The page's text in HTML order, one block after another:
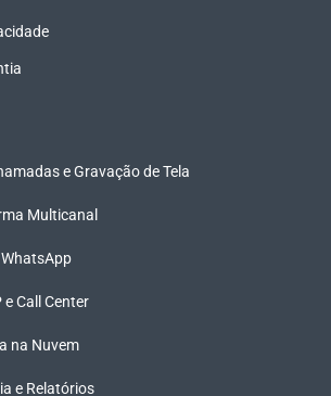
e Gravação de Tela
Multicanal
e Call Center
na Nuvem
e Relatórios